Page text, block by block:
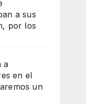
a sus
por los
a
en el
un